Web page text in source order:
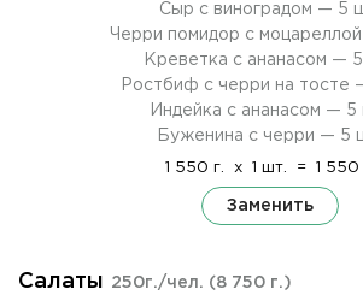
Сыр с виноградом — 5
Черри помидор с
Креветка с ананасом —
Ростбиф с черри на тосте
Индейка с ананасом — 5
Буженина с черри — 5
1 550 г. x 1 шт. = 1 550
Заменить
Салаты 250г./чел. (8 750 г.)